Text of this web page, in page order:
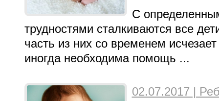
С
трудностями сталкиваются все
часть из них со временем
иногда необходима помощь ...
02.07.2017 |